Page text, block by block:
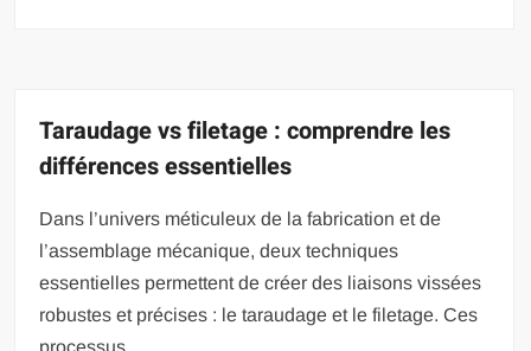
Taraudage vs filetage : comprendre les
différences essentielles
Dans l’univers méticuleux de la fabrication et de
l’assemblage mécanique, deux techniques
essentielles permettent de créer des liaisons vissées
robustes et précises : le taraudage et le filetage. Ces
processus